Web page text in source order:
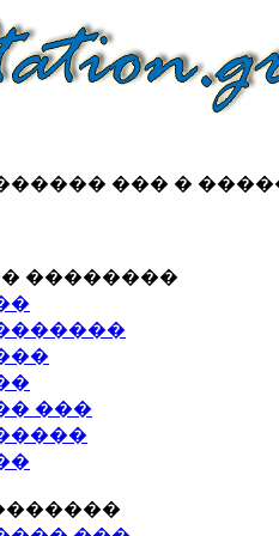
��� �
��������
���